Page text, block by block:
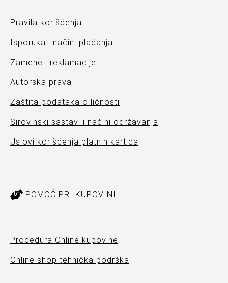
Pravila korišćenja
Isporuka i načini plaćanja
Zamene i reklamacije
Autorska prava
Zaštita podataka o ličnosti
Sirovinski sastavi i načini održavanja
Uslovi korišćenja platnih kartica
POMOĆ PRI KUPOVINI
Procedura Online kupovine
Online shop tehnička podrška